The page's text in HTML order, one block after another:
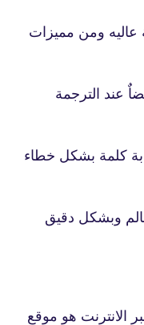
عاليه ومن مميزات
عند الترجمة
كلمة بشكل خطاء
وبشكل دقيق
الانترنت هو موقع